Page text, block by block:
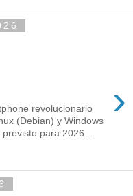
›
revolucionario
(Debian) y Windows
para 2026...